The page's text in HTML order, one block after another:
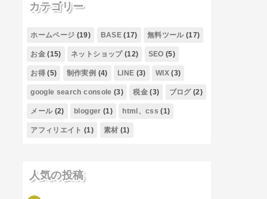
カテゴリー
ホームページ (19) BASE (17) 無料ツール (17)
お金 (15) ネットショップ (12) SEO (5)
お得 (5) 制作実例 (4) LINE (3) WIX (3)
google search console (3) 税金 (3) ブログ (2)
メール (2) blogger (1) html、css (1)
アフィリエイト (1) 素材 (1)
人気の投稿